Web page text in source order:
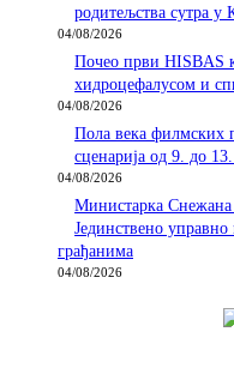
родитељства сутра у
04/08/2026
Почео први HISBAS
хидроцефалусом и
04/08/2026
Пола века филмских
сценарија од 9. до
04/08/2026
Министарка
Јединствено
грађанима
04/08/2026